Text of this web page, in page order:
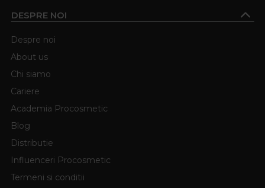
DESPRE NOI
Despre noi
About us
Chi siamo
Cariere
Academia Procosmetic
Blog
Distributie
Influenceri Procosmetic
Termeni si conditii